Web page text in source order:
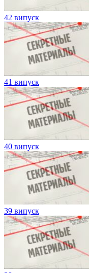
42 випуск
41 випуск
40 випуск
39 випуск